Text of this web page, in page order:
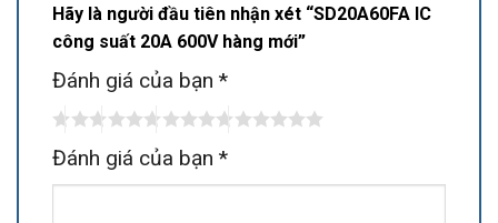
Hãy là người đầu tiên nhận xét “SD20A60FA IC
công suất 20A 600V hàng mới”
Đánh giá của bạn *
Đánh giá của bạn *